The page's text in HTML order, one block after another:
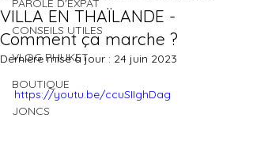
PAROLE D'EXPAT
CONSEILS UTILES
VLOG PHUKET
BOUTIQUE
JONCS
VILLA EN THAÏLANDE -
Comment ça marche ?
Dernière mise à jour : 24 juin 2023
https://youtu.be/ccuSIIghDag